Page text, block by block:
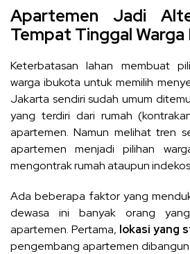
Apartemen Jadi
Tempat Tinggal Warga
Keterbatasan lahan membuat
warga ibukota untuk memilih
Jakarta sendiri sudah umum
yang terdiri dari rumah
apartemen. Namun melihat tren
apartemen menjadi pilihan
mengontrak rumah ataupun
Ada beberapa faktor yang
dewasa ini banyak orang
apartemen. Pertama, lokasi yang
pengembang apartemen